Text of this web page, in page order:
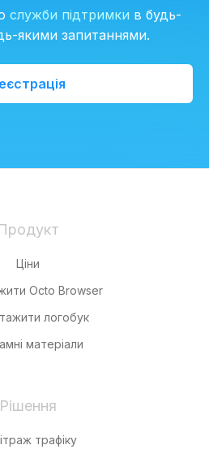
служби підтримки в будь-
якими запитаннями.
Ціни
Octo Browser
логобук
матеріали
Рішення
трафіку